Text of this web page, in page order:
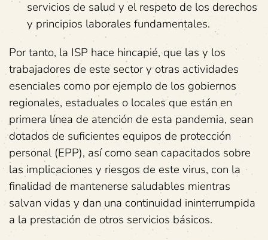
servicios de salud y el respeto de los derechos
y principios laborales fundamentales.
Por tanto, la ISP hace hincapié, que las y los
trabajadores de este sector y otras actividades
esenciales como por ejemplo de los gobiernos
regionales, estaduales o locales que están en
primera línea de atención de esta pandemia, sean
dotados de suficientes equipos de protección
personal (EPP), así como sean capacitados sobre
las implicaciones y riesgos de este virus, con la
finalidad de mantenerse saludables mientras
salvan vidas y dan una continuidad ininterrumpida
a la prestación de otros servicios básicos.